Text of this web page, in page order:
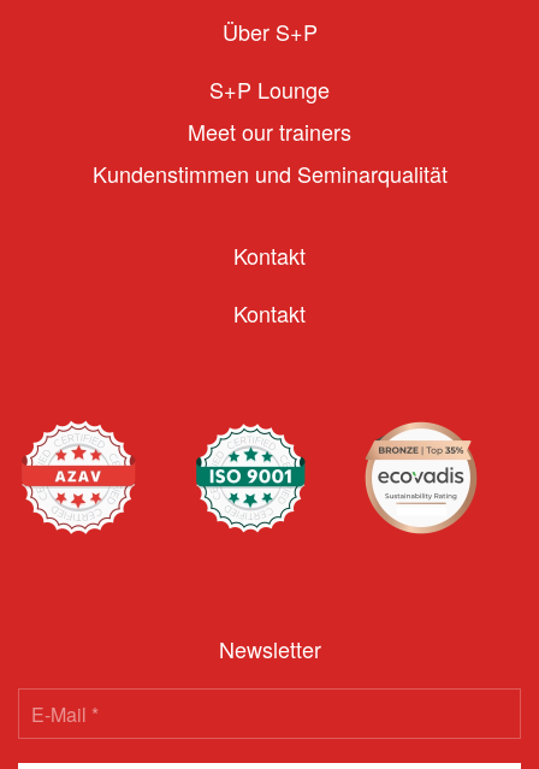
Über S+P
S+P Lounge
Meet our trainers
Kundenstimmen und Seminarqualität
Kontakt
Kontakt
Newsletter